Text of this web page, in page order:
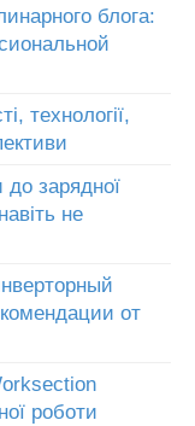
блога:
технології,
зарядної
не
от
роботи